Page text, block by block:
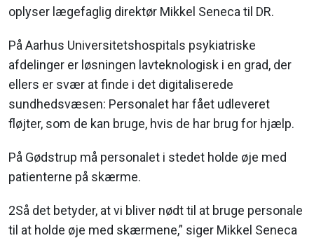
oplyser lægefaglig direktør Mikkel Seneca til DR.
På Aarhus Universitetshospitals psykiatriske
afdelinger er løsningen lavteknologisk i en grad, der
ellers er svær at finde i det digitaliserede
sundhedsvæsen: Personalet har fået udleveret
fløjter, som de kan bruge, hvis de har brug for hjælp.
På Gødstrup må personalet i stedet holde øje med
patienterne på skærme.
2Så det betyder, at vi bliver nødt til at bruge personale
til at holde øje med skærmene,” siger Mikkel Seneca